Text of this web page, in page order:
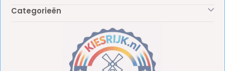
Categorieën